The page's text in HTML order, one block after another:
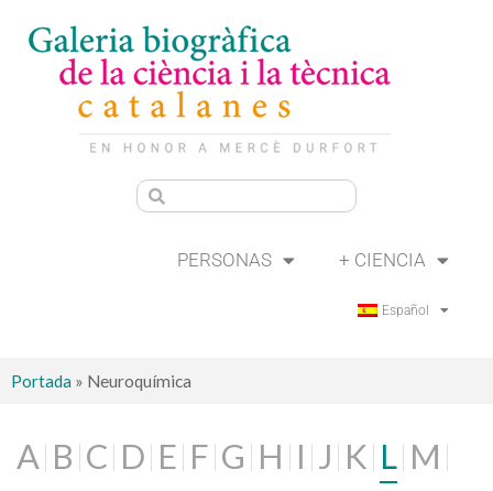
PERSONAS + CIENCIA
Español
Portada » Neuroquímica
A B C D E F G H I J K L M